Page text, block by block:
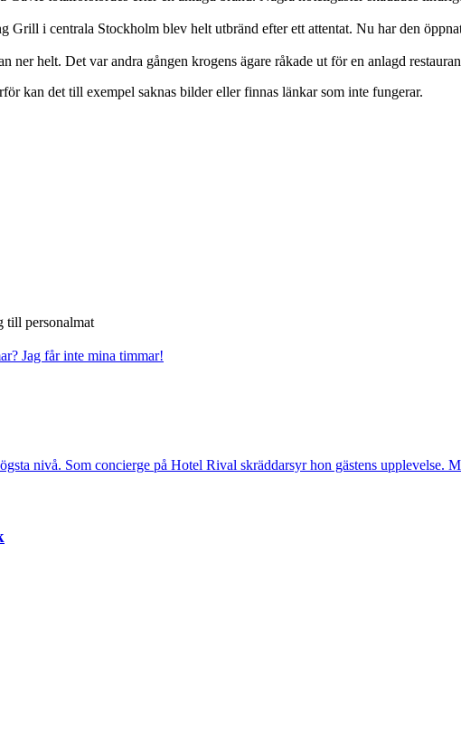
Grill i centrala Stockholm blev helt utbränd efter ett attentat. Nu har den
helt. Det var andra gången krogens ägare råkade ut för en anlagd
kan det till exempel saknas bilder eller finnas länkar som inte fungerar.
till personalmat
Jag får inte mina timmar!
nivå. Som concierge på Hotel Rival skräddarsyr hon gästens upp­levelse.